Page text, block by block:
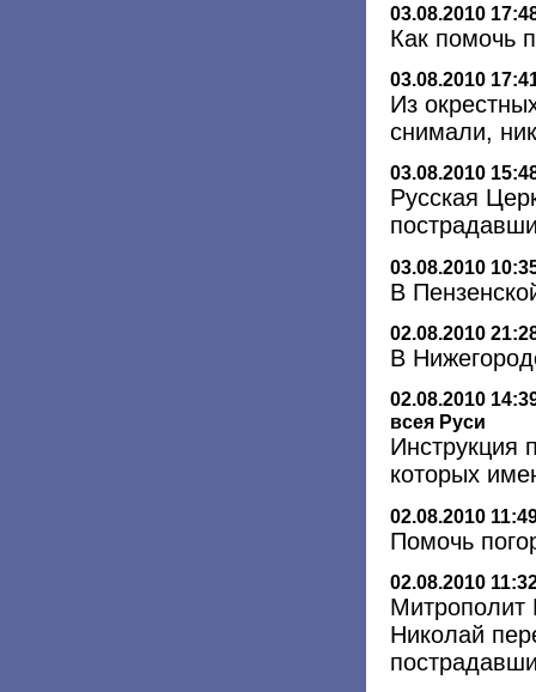
03.08.2010
Как помочь
03.08.2010
Из
снимали,
03.08.2010
Русская
03.08.2010
В
02.08.2010
В
02.08.2010
всея Руси
Инструкция
которых
02.08.2010
Помочь
02.08.2010
Митрополит
Николай